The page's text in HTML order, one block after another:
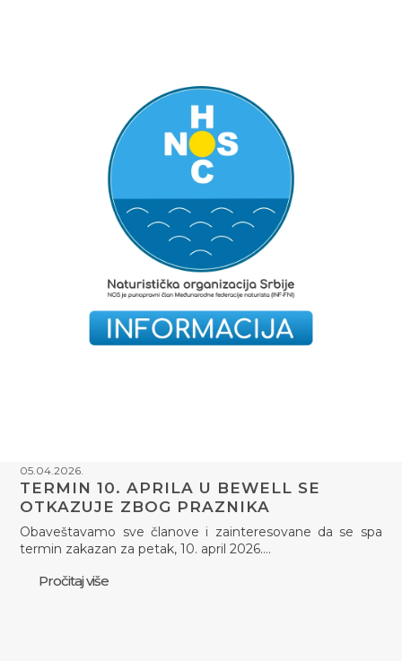
05.04.2026.
TERMIN 10. APRILA U BEWELL SE
OTKAZUJE ZBOG PRAZNIKA
Obaveštavamo sve članove i zainteresovane da se spa
termin zakazan za petak, 10. april 2026.…
Pročitaj više